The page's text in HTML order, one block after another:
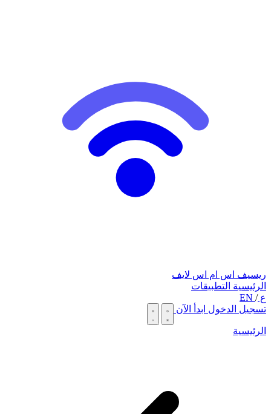
ريسيف اس ام اس لايف
الرئيسية التطبيقات
ع/
تسجيل الدخول ابدأ الآن
الرئيسية